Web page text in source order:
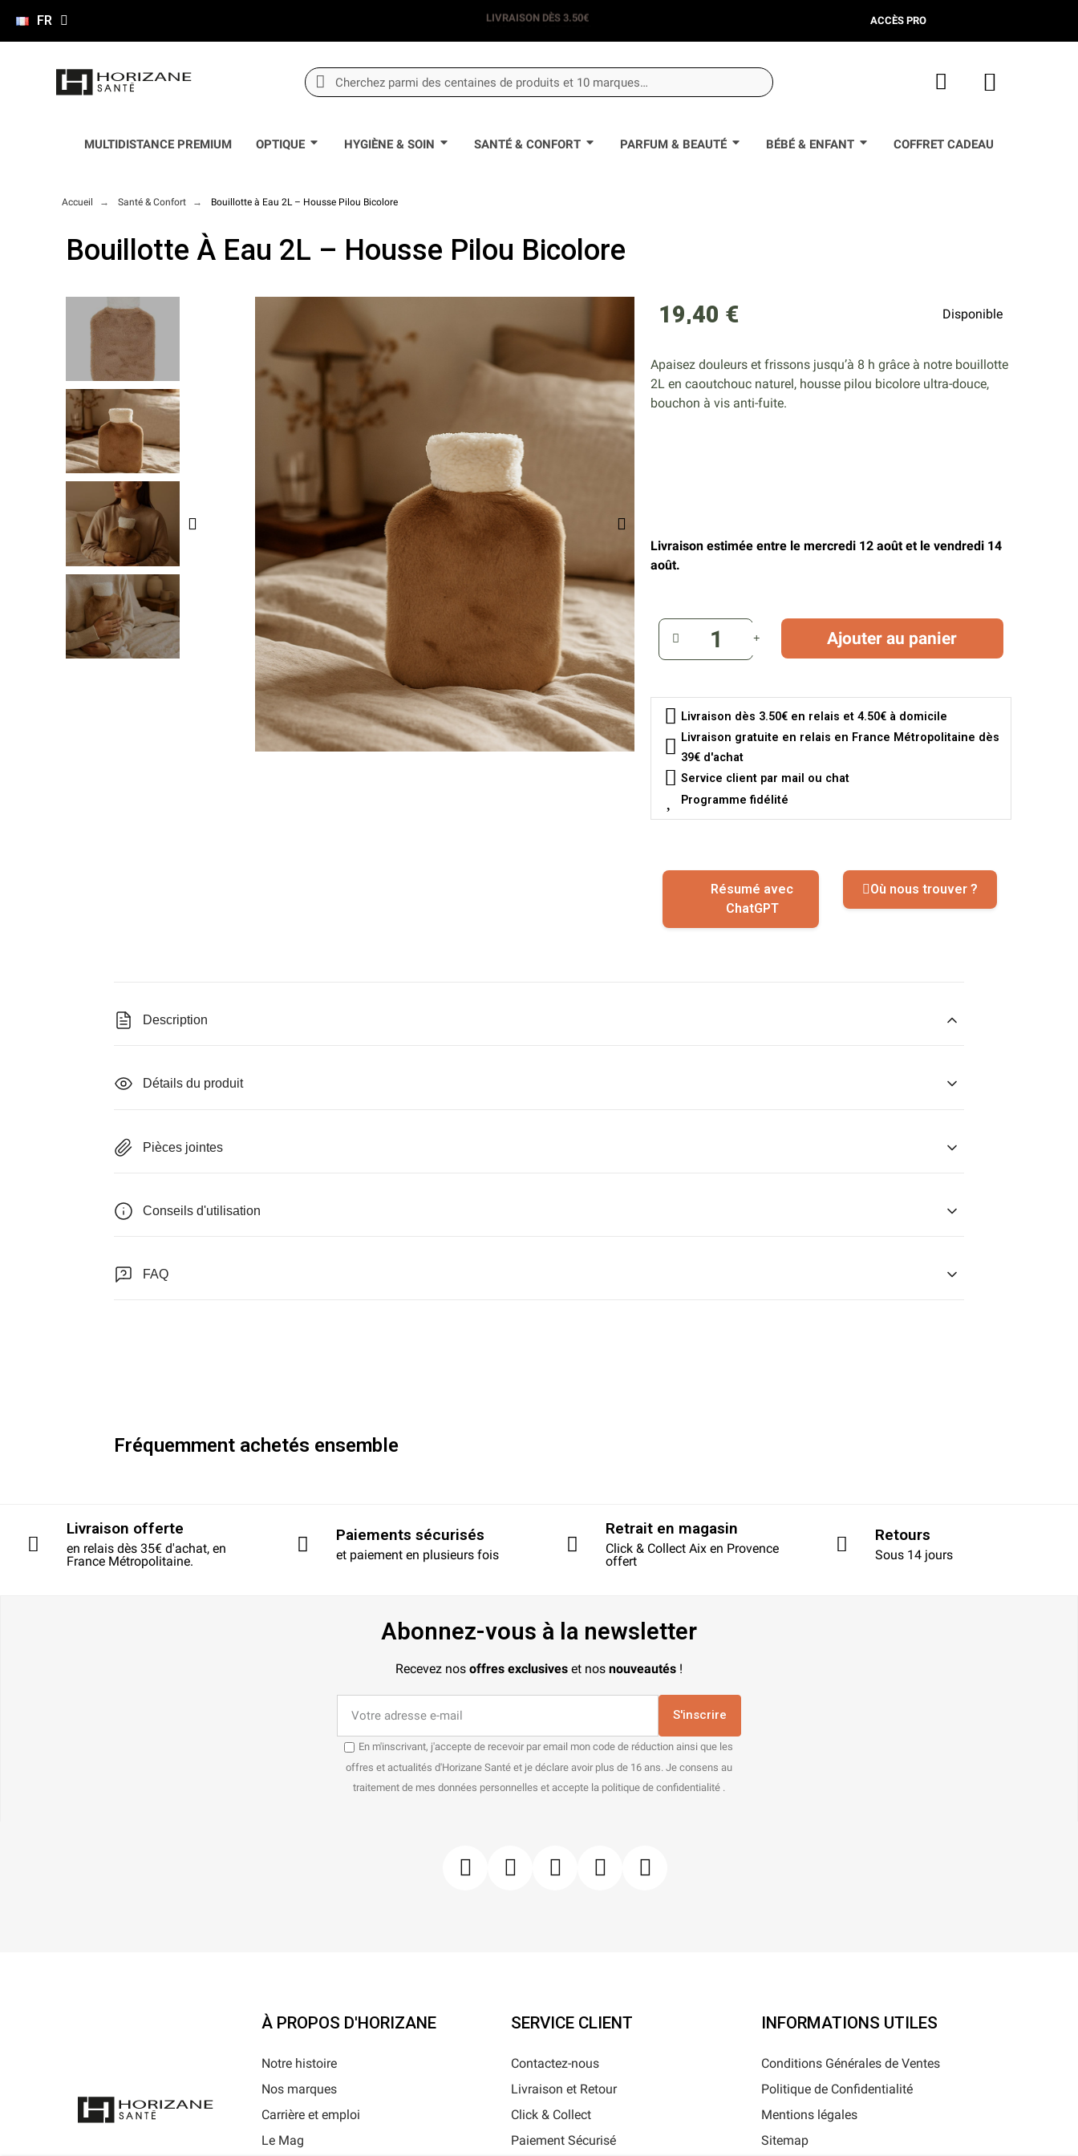
FR LIVRAISON DÈS 3.50€ ACCÈS PRO
MULTIDISTANCE PREMIUM OPTIQUE HYGIÈNE & SOIN SANTÉ & CONFORT PARFUM & BEAUTÉ BÉBÉ & ENFANT COFFRET CADEAU
Accueil Santé & Confort Bouillotte à Eau 2L – Housse Pilou Bicolore
Bouillotte À Eau 2L – Housse Pilou Bicolore
19,40 € Disponible
Apaisez douleurs et frissons jusqu’à 8 h grâce à notre bouillotte
2L en caoutchouc naturel, housse pilou bicolore ultra-douce,
bouchon à vis anti-fuite.
Livraison estimée entre le mercredi 12 août et le vendredi 14
août.
Ajouter au panier
Livraison dès 3.50€ en relais et 4.50€ à domicile
Livraison gratuite en relais en France Métropolitaine dès
39€ d'achat
Service client par mail ou chat
Programme fidélité
Résumé avec
ChatGPT
Où nous trouver ?
Description
Détails du produit
Pièces jointes
Conseils d'utilisation
FAQ
Fréquemment achetés ensemble
Livraison offerte
en relais dès 35€ d'achat, en
France Métropolitaine.
Paiements sécurisés
et paiement en plusieurs fois
Retrait en magasin
Click & Collect Aix en Provence
offert
Retours
Sous 14 jours
Abonnez-vous à la newsletter
Recevez nos offres exclusives et nos nouveautés !
S'inscrire
En m'inscrivant, j'accepte de recevoir par email mon code de réduction ainsi que les
offres et actualités d'Horizane Santé et je déclare avoir plus de 16 ans. Je consens au
traitement de mes données personnelles et accepte la politique de confidentialité .
À PROPOS D'HORIZANE
Notre histoire
Nos marques
Carrière et emploi
Le Mag
SERVICE CLIENT
Contactez-nous
Livraison et Retour
Click & Collect
Paiement Sécurisé
INFORMATIONS UTILES
Conditions Générales de Ventes
Politique de Confidentialité
Mentions légales
Sitemap